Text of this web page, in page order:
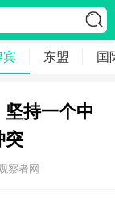
宾 东盟 国
持一个中
突
察者网